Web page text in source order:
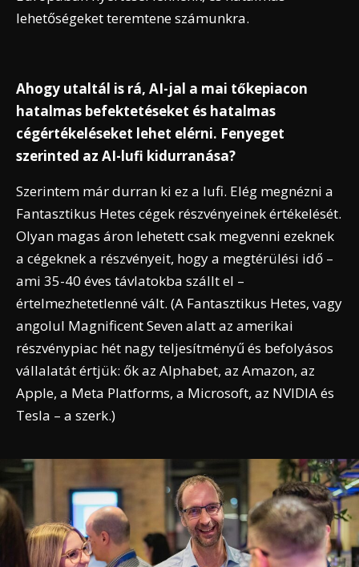
lehetőségeket teremtene számunkra.
Ahogy utaltál is rá, AI-jal a mai tőkepiacon
hatalmas befektetéseket és hatalmas
cégértékeléseket lehet elérni. Fenyeget
szerinted az AI-lufi kidurranása?
Szerintem már durran ki ez a lufi. Elég megnézni a
Fantasztikus Hetes cégek részvényeinek értékelését.
Olyan magas áron lehetett csak megvenni ezeknek
a cégeknek a részvényeit, hogy a megtérülési idő –
ami 35-40 éves távlatokba szállt el –
értelmezhetetlenné vált. (A Fantasztikus Hetes, vagy
angolul Magnificent Seven alatt az amerikai
részvénypiac hét nagy teljesítményű és befolyásos
vállalatát értjük: ők az Alphabet, az Amazon, az
Apple, a Meta Platforms, a Microsoft, az NVIDIA és
Tesla – a szerk.)